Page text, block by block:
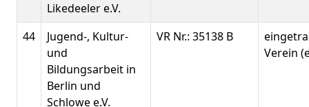
Likedeeler e.V.
44
Jugend-, Kultur-
und
Bildungsarbeit in
Berlin und
Schlowe e.V.
VR Nr.: 35138 B
Verein